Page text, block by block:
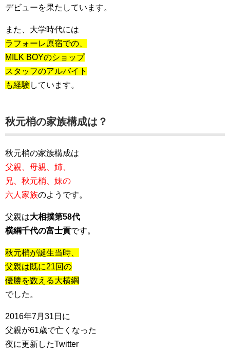
デビューを果たしています。
また、大学時代には
ラフォーレ原宿での、
MILK BOYのショップ
スタッフのアルバイト
も経験 しています。
秋元梢の家族構成は？
秋元梢の家族構成は
父親、母親、姉、
兄、秋元梢、妹の
六人家族のようです。
父親は大相撲第58代
横綱千代の富士貢です。
秋元梢が誕生当時、
父親は既に21回の
優勝を数える大横綱
でした。
2016年7月31日に
父親が61歳で亡くなった
夜に更新したTwitter